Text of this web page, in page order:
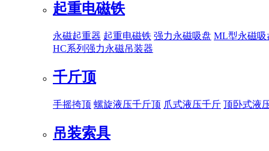
起重电磁铁
永磁起重器 起重电磁铁 强力永磁吸盘 ML型永磁吸
HC系列强力永磁吊装器
千斤顶
手摇挎顶 螺旋液压千斤顶 爪式液压千斤 顶卧式液
吊装索具